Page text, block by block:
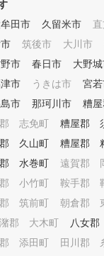
す。 ⑦
による仮
デビ
ウンド
コー
者のベス
かりサポ
、曜日・
ります。
をお選び
題
イ
イ
な
る
っ
田市 久留米市
筑後市 大川市
市 春日市 大野
市 うきは市 宮
市 那珂川市
糟
志免町
糟屋郡
久山町
糟屋郡
水巻町
遠賀郡
小竹町
鞍手郡
筑前町
朝倉郡
郡 大木町
八女
郡 添田町
田川郡